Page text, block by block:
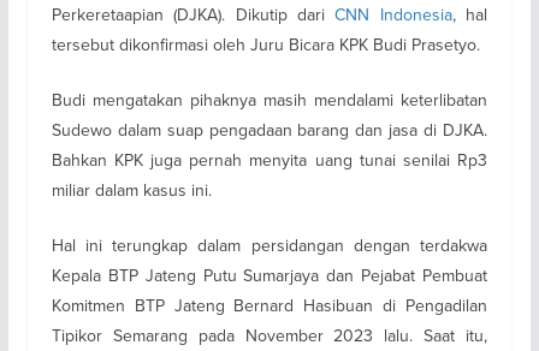
Perkeretaapian (DJKA). Dikutip dariCNN Indonesia, hal
tersebut dikonfirmasi oleh Juru Bicara KPK Budi Prasetyo.
Budi mengatakan pihaknya masih mendalami keterlibatan
Sudewo dalam suap pengadaan barang dan jasa di DJKA.
Bahkan KPK juga pernah menyita uang tunai senilai Rp3
miliar dalam kasus ini.
Hal ini terungkap dalam persidangan dengan terdakwa
Kepala BTP Jateng Putu Sumarjaya dan Pejabat Pembuat
Komitmen BTP Jateng Bernard Hasibuan di Pengadilan
Tipikor Semarang pada November 2023 lalu. Saat itu,